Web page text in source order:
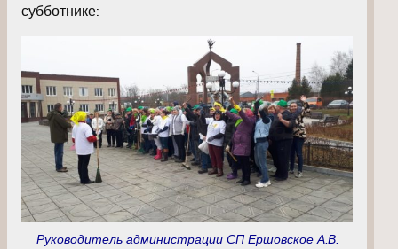
субботнике:
Руководитель администрации СП Ершовское А.В.